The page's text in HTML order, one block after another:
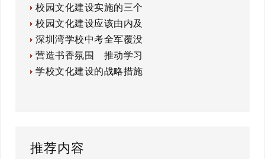
校园文化建设实施的三个
校园文化建设应该由内及
深圳湾学校中考全军覆没
营造书香氛围 推动学习
学校文化建设的战略措施
推荐内容